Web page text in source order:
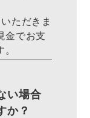
ただきま
金でお支
い場合
か？